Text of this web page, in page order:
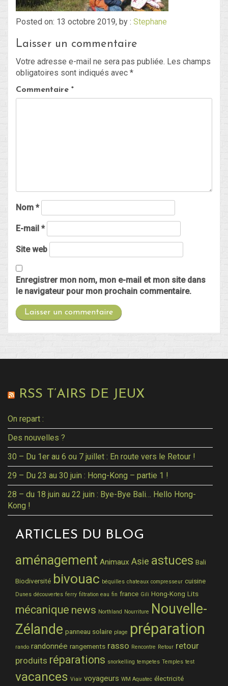
Posted on: 13 octobre 2019, by : Stephane
Laisser un commentaire
Votre adresse e-mail ne sera pas publiée. Les champs
obligatoires sont indiqués avec *
Commentaire *
Nom *
E-mail *
Site web
Enregistrer mon nom, mon e-mail et mon site dans
le navigateur pour mon prochain commentaire.
RSS T’AIRS DE JEUX
On repart :
Des nouvelles ?
30 – Du 1er au 6 ou 7 juillet : En route vers le Retour !
29 – Du 23 au 30 juin : Hong-Kong – partie 1 !
28 – du 18 juin au 22 juin : Bye-Bye Bali… Hello Hong-
Kong !
ARTICLES DU BLOG
aménagement Animaux Asie astuces Bali
Biodiversité bivouac béquilles chateaux compresseur cuisine
Dunes découvertes ferry filtration eau fin france Gili Hong-Kong Lits
mécanique news Northland Nourriture Nouvelle-
Zélande panneau solaire plage préparation
rando randonnée rangements rasso Rencontre Retour retour
produits réparations snorkelling tempetes Temples test
vacances Viair voyageurs WM Aquatec électricité